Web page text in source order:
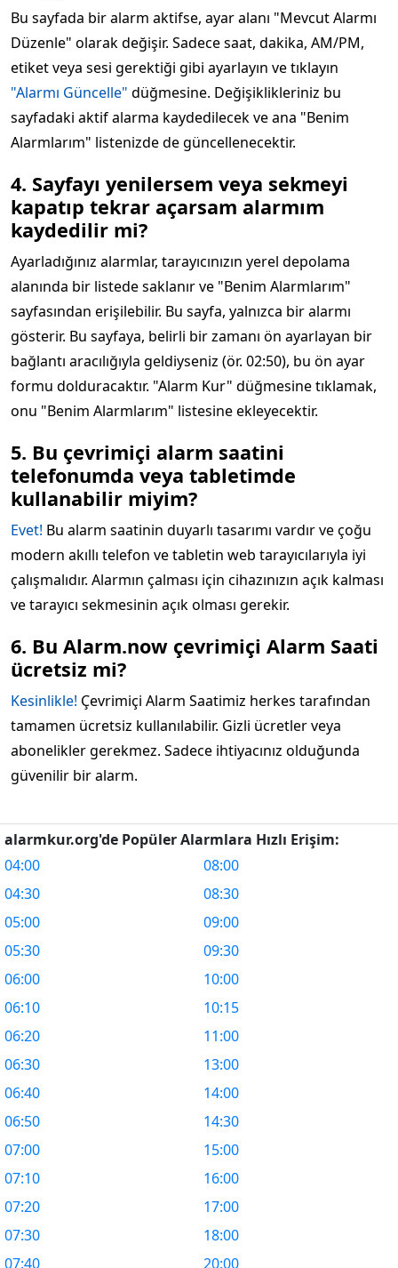
Bu sayfada bir alarm aktifse, ayar alanı "Mevcut Alarmı
Düzenle" olarak değişir. Sadece saat, dakika, AM/PM,
etiket veya sesi gerektiği gibi ayarlayın ve tıklayın
"Alarmı Güncelle" düğmesine. Değişiklikleriniz bu
sayfadaki aktif alarma kaydedilecek ve ana "Benim
Alarmlarım" listenizde de güncellenecektir.
4. Sayfayı yenilersem veya sekmeyi
kapatıp tekrar açarsam alarmım
kaydedilir mi?
Ayarladığınız alarmlar, tarayıcınızın yerel depolama
alanında bir listede saklanır ve "Benim Alarmlarım"
sayfasından erişilebilir. Bu sayfa, yalnızca bir alarmı
gösterir. Bu sayfaya, belirli bir zamanı ön ayarlayan bir
bağlantı aracılığıyla geldiyseniz (ör. 02:50), bu ön ayar
formu dolduracaktır. "Alarm Kur" düğmesine tıklamak,
onu "Benim Alarmlarım" listesine ekleyecektir.
5. Bu çevrimiçi alarm saatini
telefonumda veya tabletimde
kullanabilir miyim?
Evet! Bu alarm saatinin duyarlı tasarımı vardır ve çoğu
modern akıllı telefon ve tabletin web tarayıcılarıyla iyi
çalışmalıdır. Alarmın çalması için cihazınızın açık kalması
ve tarayıcı sekmesinin açık olması gerekir.
6. Bu Alarm.now çevrimiçi Alarm Saati
ücretsiz mi?
Kesinlikle! Çevrimiçi Alarm Saatimiz herkes tarafından
tamamen ücretsiz kullanılabilir. Gizli ücretler veya
abonelikler gerekmez. Sadece ihtiyacınız olduğunda
güvenilir bir alarm.
alarmkur.org'de Popüler Alarmlara Hızlı Erişim:
04:00
04:30
05:00
05:30
06:00
06:10
06:20
06:30
06:40
06:50
07:00
07:10
07:20
07:30
07:40
08:00
08:30
09:00
09:30
10:00
10:15
11:00
13:00
14:00
14:30
15:00
16:00
17:00
18:00
20:00